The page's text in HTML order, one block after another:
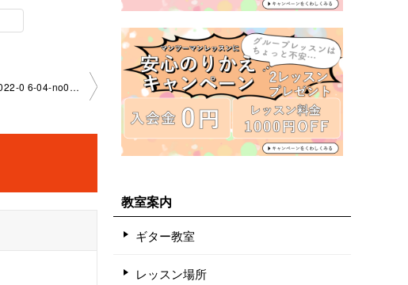
「新しい課題曲、コードと譜割の確認」京都大宮教室2022-0 6-04-­no0003-­1005
教室案内
ギター教室
レッスン場所